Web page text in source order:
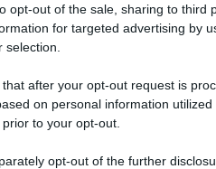
opt-out of the sale, sharing to third
for targeted advertising by
selection.
that after your opt-out request is
on personal information
to your opt-out.
opt-out of the further
(giornalista e
si è cimentata con la
suo attivismo, con una
racconti che compongono